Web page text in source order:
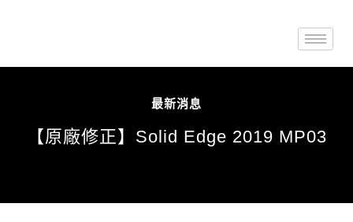
最新消息
【原廠修正】Solid Edge 2019 MP03